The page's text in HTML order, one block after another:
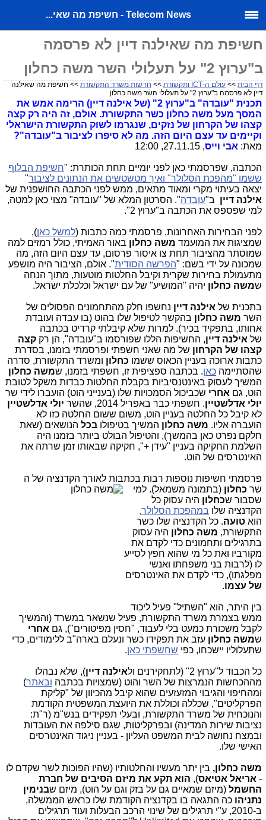
Telecom News - חשיפת מה שאי...
חשיפת מה שאילנה דיין לא פרסמה
ב"ערוץ 2" על תעלולי השר משה כחלון
דף הבית >> עולם ה-ICT ותקשורת >> חדשות משרד התקשורת >> חשיפת מה שאילנה
דיין לא פרסמה ב"ערוץ 2" על תעלולי השר משה כחלון
תכנית "עובדה" ב"ערוץ 2" (של אילנה דיין) הרימה אמש את
המסך מעל משה כחלון כשר התקשורת. אולם, זה היה רק קצה
קצהו של הקרחון של נזקים, שנגרמו לשוק התקשורת הישראלי
וקיימים עד עצם היום הזה. מה לא סיפרו לציבור ב"עובדה"?
מאת: אבי וייס, 27.11.15, 12:00
הכתבה, שפרסמתי כאן לפני יומיים תחת הכותרת: "חשיפת הבלוף
ששמו "מהפכת הסלולר" ואיך מטשטשים את הנתונים לציבור"
יצאה בעיתוי מקרי ומאוד מתאים, ממש לפני הכתבה החושפנית של
אילנה דיין ב"עובדה". הסרטון המלא של "עובדה" מצוי כאן למטה,
למי שפספס את הכתבה ב"ערוץ 2".
לפני הבחירות האחרונות, פרסמתי כמה כתבות (למשל כאן),
שמציגות את המועמד משה כחלון באור האמיתי, כולל רמזים למה
שמוסתר מהציבור תחת צו איסור פרסום, עד עצם היום הזה, מה
שמכונה על ידי בשם: "הפרשה הסודית". אולם, הציבור היה מושפע
מתעמולת בחירות שקרית וקיבל החלטות מוטעות, מתוך הנחה
שמשה כחלון יהיה "המושיע" של עם ישראל וכלכלת ישראל.
בתכנית של אילנה דיין נחשפו חלק מהתחמונים הפסולים של
השר משה כחלון בהקשר לטיפול שלו בהוט (בו עבדה ועובדת
אחותו, בתפקיד בכיר). למרות שלא קיבלתי קרדיט בכתבה
של אילנה דיין, החשיפות הללו שפורסמו ב"עובדה", הן רק קצה
קצהו של הקרחון של מה שאני חשפתי ופרסמתי בזמנו, בסדרת
כתבות ארוכה בעניין הכאוס ששמו כחלון ומשרד התקשורת, סדרה
שהסתיימה כאן. בכתבה ספציפית זו, חשפתי בזמנו, שמשה כחלון
המשיך לעסוק באינטנסיביות בקבלת החלטות כבדות משקל לטובת
הוט, גם אחרי שכביכול הסמכויות שלו (בענייני הוט) הועברו לידי שר
יולי אדלשטיין. חשפתי כבר באפריל 2014, שהשר
יולי אדלשטיין
לא קיבל כל החלטה בעניין הוט, משום ששום החלטה כזו לא
הועברה אליו. משה כחלון המשיך בטיפולו בכל הנושאים (שאת
חלקם נפרט כאן בהמשך), והטיפול הבולט ביותר בזמנו היה
השלמת החקיקה בעניין "עידן +", חקיקה שבאותו זמן שרתה את
האינטרסים של הוט.
פרסמתי חשיפות נוספות רבות בכתבות לאורך הקדנציה של ה
שר כחלון (בתמונה משמאל). למי
שסבור שכחלון היה עסוק כל
הקדנציה שלו במהפכת הסלולר,
הוא טועה. כל הקדנציה שלו כשר
התקשורת, משה כחלון היה עסוק
בתרגילים ותחמונים כדי לקדם את
מקורביו ואת כל מי שהוא חפץ לסייע
לו (לרבות בני משפחתו ואנשי
מפלגתו), כדי לקדם את האינטרסים
של עצמו.
בין היתר, הוא "השתיל" פעיל ליכוד
ממש בצמרת משרד התקשורת, פעיל שנשאר במשרד (והמשיך
לקבל משכורת כמעט בלי לעבוד, "חסין מפיטורים"), גם אחרי
שמשה כחלון עזב את תפקידו כשר ונעלם בארה"ב ללימודים, כדי
שתעלוליו יישכחו, כפי שחשפתי כאן.
כל הכבוד ל"ערוץ 2" (לתחקירנים ול אילנה דיין), שלא נבהלו
מההכחשות הנמרצות של השר והוט (שמצויות בכתבה ובאתר)
ומהחיפוי והגיבוי המזעזעים שהוא קיבל מהכיוון של "קליקת
הפרקליטים", שכללה וכוללת את היועצת המשפטית הקודמת
והנוכחית של משרד התקשורת, ובעלי תפקידים בנש"מ (ר"ת:
נציבות שירות המדינה) ובפרקליטות, שגם סילפה את העובדות
ובמצח נחושה לבית המשפט העליון - בעניין ניגוד האינטרסים
האישי שלו.
משה כחלון, בין יתר מעשיו והחלטותיו (שהיו הפוכות לשר שקדם לו
- אריאל אטיאס), הוא תקע את מיזם הסיבים של חברת
החשמל (מיזם שמאיים גם על בזק וגם על הוט), מיזם שבנימין
נתניהו כה התגאה בו בקדנציה הקודמת שלו כראש הממשלה,
ב-2010, ע"י תרגילים של שינוי הרכב הבעלות ועוד תרגילים